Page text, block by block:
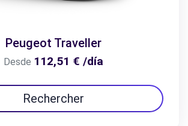
Peugeot Traveller
Desde 112,51 € /día
Rechercher